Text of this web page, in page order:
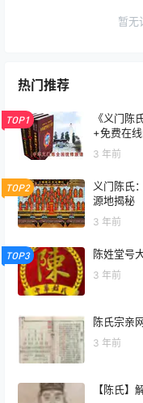
暂无
热门推荐
TOP1
《义门陈
+免费在
3 年前
TOP2
义门陈氏
源地揭秘
3 年前
TOP3 陈姓堂号
3 年前
陈氏宗亲
3 年前
【陈氏】